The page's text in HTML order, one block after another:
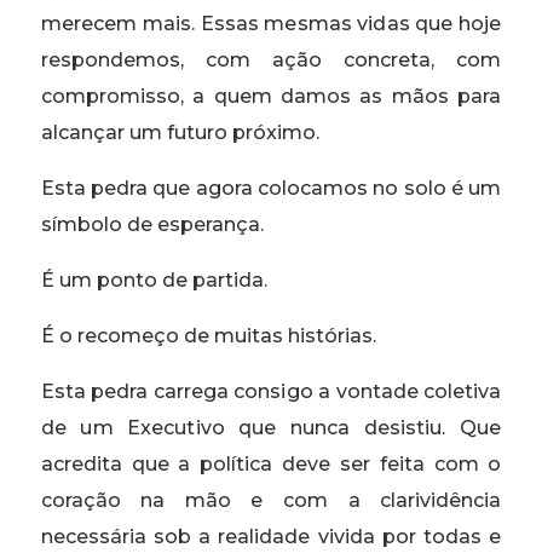
merecem mais. Essas mesmas vidas que hoje
respondemos, com ação concreta, com
compromisso, a quem damos as mãos para
alcançar um futuro próximo.
Esta pedra que agora colocamos no solo é um
símbolo de esperança.
É um ponto de partida.
É o recomeço de muitas histórias.
Esta pedra carrega consigo a vontade coletiva
de um Executivo que nunca desistiu. Que
acredita que a política deve ser feita com o
coração na mão e com a clarividência
necessária sob a realidade vivida por todas e